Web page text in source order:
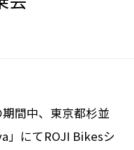
間中、東京都杉並
」にてROJI Bikesシ